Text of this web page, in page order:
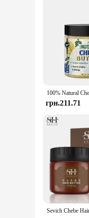
грн.211.71